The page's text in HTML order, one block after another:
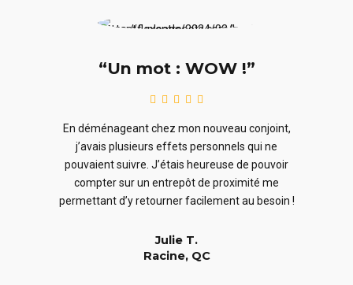
“Un mot : WOW !”
En déménageant chez mon nouveau conjoint,
j’avais plusieurs effets personnels qui ne
pouvaient suivre. J’étais heureuse de pouvoir
compter sur un entrepôt de proximité me
permettant d’y retourner facilement au besoin !
Julie T.
Racine, QC